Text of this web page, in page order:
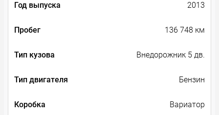
Год выпуска 2013
Пробег 136 748 км
Тип кузова Внедорожник 5 дв.
Тип двигателя Бензин
Коробка Вариатор